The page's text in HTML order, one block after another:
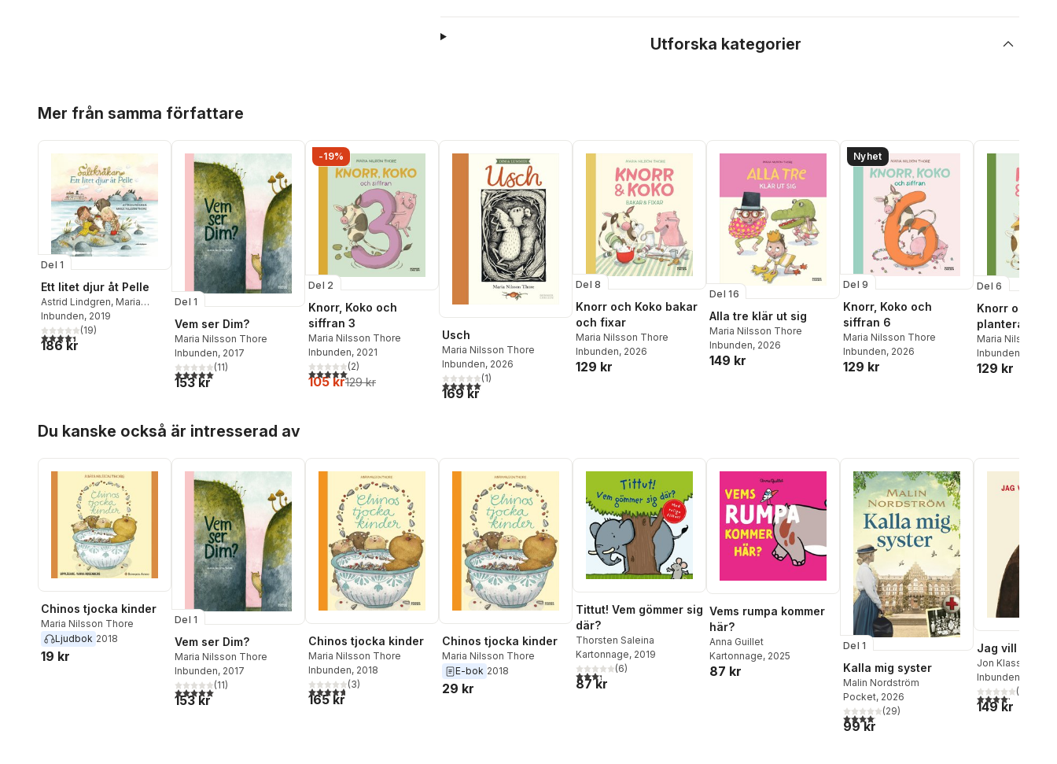
Utforska kategorier
Mer från samma författare
Del 1
Ett litet djur åt Pelle
Astrid Lindgren, Maria
Nilsson Thore
Inbunden, 2019
4,4utav 5 stjärnor. Totalt antal röster:
(19)
186 kr
Del 1
Vem ser Dim?
Maria Nilsson Thore
Inbunden, 2017
5,0utav 5 stjärnor. Totalt antal röster:
(11)
153 kr
-19%
Del 2
Knorr, Koko och
siffran 3
Maria Nilsson Thore
Inbunden, 2021
5,0utav 5 stjärnor. Totalt antal röster:
(2)
105 kr129 kr
Usch
Maria Nilsson Thore
Inbunden, 2026
5,0utav 5 stjärnor. Totalt antal röster:
(1)
169 kr
Del 8
Knorr och Koko bakar
och fixar
Maria Nilsson Thore
Inbunden, 2026
129 kr
Del 16
Alla tre klär ut sig
Maria Nilsson Thore
Inbunden, 2026
149 kr
Nyhet
Del 9
Knorr, Koko och
siffran 6
Maria Nilsson Thore
Inbunden, 2026
129 kr
Del 6
Knorr och
planterar och
Maria Nilsson
Inbunden
129 kr
Du kanske också är intresserad av
Chinos tjocka kinder
Maria Nilsson Thore
Ljudbok 2018
19 kr
Del 1
Vem ser Dim?
Maria Nilsson Thore
Inbunden, 2017
5,0utav 5 stjärnor. Totalt antal röster:
(11)
153 kr
Chinos tjocka kinder
Maria Nilsson Thore
Inbunden, 2018
4,7utav 5 stjärnor. Totalt antal röster:
(3)
165 kr
Chinos tjocka kinder
Maria Nilsson Thore
E-bok 2018
29 kr
Tittut! Vem gömmer sig
där?
Thorsten Saleina
Kartonnage, 2019
3,3utav 5 stjärnor. Totalt antal röster:
(6)
87 kr
Vems rumpa kommer
här?
Anna Guillet
Kartonnage, 2025
87 kr
Del 1
Kalla mig syster
Malin Nordström
Pocket, 2026
4,1utav 5 stjärnor. Totalt antal röster:
(29)
99 kr
Jag vill ha
Jon Klassen
Inbunden
4,2utav 5(
149 kr